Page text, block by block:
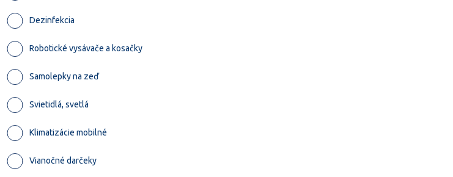
Dezinfekcia
Robotické vysávače a kosačky
Samolepky na zeď
Svietidlá, svetlá
Klimatizácie mobilné
Vianočné darčeky